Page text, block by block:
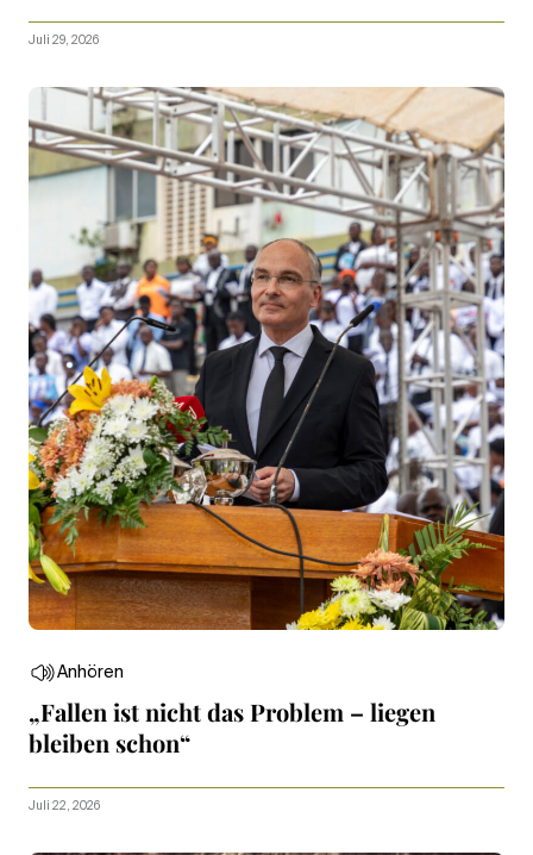
Juli 29, 2026
Anhören
„Fallen ist nicht das Problem – liegen
bleiben schon“
Juli 22, 2026